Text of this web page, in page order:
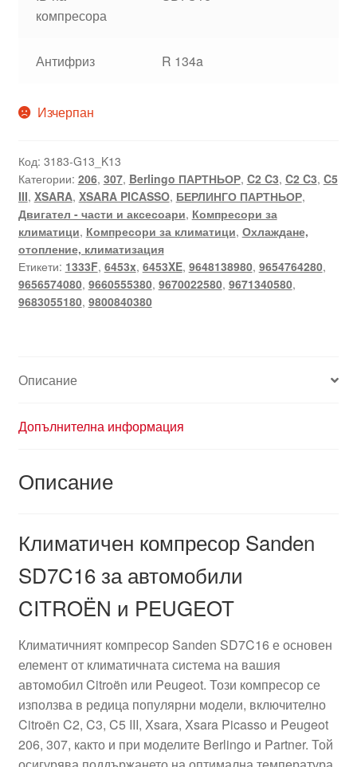
компресора
Антифриз R 134a
Изчерпан
Код: 3183-G13_K13
Категории: 206, 307, Berlingo ПАРТНЬОР, C2 C3, C2 C3, C5
III, XSARA, XSARA PICASSO, БЕРЛИНГО ПАРТНЬОР,
Двигател - части и аксесоари, Компресори за
климатици, Компресори за климатици, Охлаждане,
отопление, климатизация
Етикети: 1333F, 6453x, 6453XE, 9648138980, 9654764280,
9656574080, 9660555380, 9670022580, 9671340580,
9683055180, 9800840380
Описание
Допълнителна информация
Описание
Климатичен компресор Sanden
SD7C16 за автомобили
CITROËN и PEUGEOT
Климатичният компресор Sanden SD7C16 е основен
елемент от климатичната система на вашия
автомобил Citroën или Peugeot. Този компресор се
използва в редица популярни модели, включително
Citroën C2, C3, C5 III, Xsara, Xsara Picasso и Peugeot
206, 307, както и при моделите Berlingo и Partner. Той